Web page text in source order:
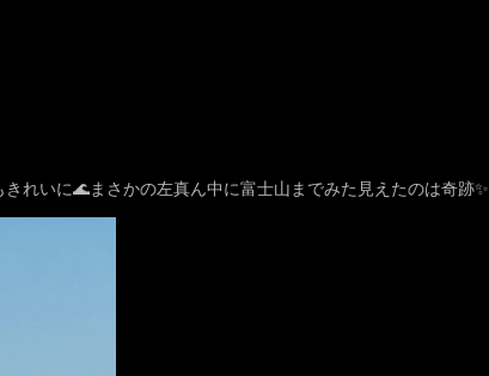
れいに🌊まさかの左真ん中に富士山までみた見えたのは奇跡✨